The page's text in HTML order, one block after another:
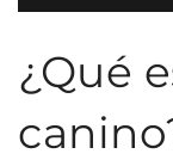
¿Qué